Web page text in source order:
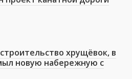
хрущёвок, в
новую набережную с